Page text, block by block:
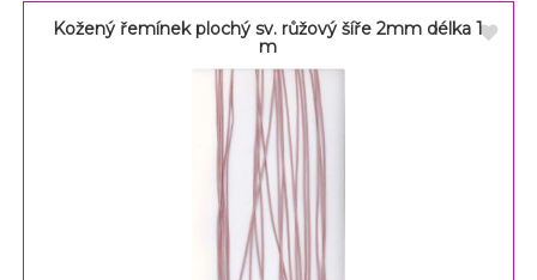
Kožený řemínek plochý sv. růžový šíře 2mm délka 1
m